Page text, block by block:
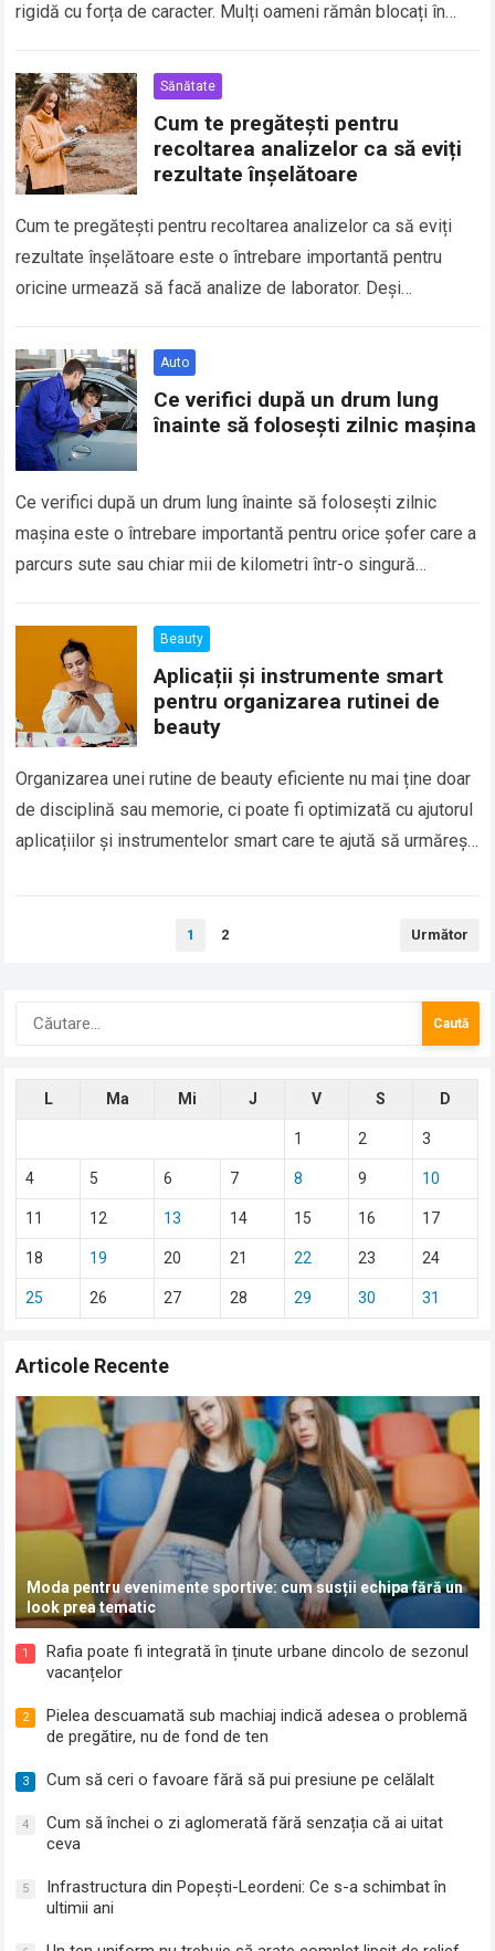
rigidă cu forța de caracter. Mulți oameni rămân blocați în
Sănătate
Cum te pregătești pentru
recoltarea analizelor ca să eviți
rezultate înșelătoare
Cum te pregătești pentru recoltarea analizelor ca să eviți
rezultate înșelătoare este o întrebare importantă pentru
oricine urmează să facă analize de laborator. Deși
Auto
Ce verifici după un drum lung
înainte să folosești zilnic mașina
Ce verifici după un drum lung înainte să folosești zilnic
mașina este o întrebare importantă pentru orice șofer care a
parcurs sute sau chiar mii de kilometri într-o singură
Beauty
Aplicații și instrumente smart
pentru organizarea rutinei de
beauty
Organizarea unei rutine de beauty eficiente nu mai ține doar
de disciplină sau memorie, ci poate fi optimizată cu ajutorul
aplicațiilor și instrumentelor smart care te ajută să urmărești
1 2 Următor
Caută
după:
L Ma Mi J V S D
1 2 3
4 5 6 7 8 9 10
11 12 13 14 15 16 17
18 19 20 21 22 23 24
25 26 27 28 29 30 31
Articole Recente
Moda pentru evenimente sportive: cum susții echipa fără un
look prea tematic
1
Rafia poate fi integrată în ținute urbane dincolo de sezonul
vacanțelor
2
Pielea descuamată sub machiaj indică adesea o problemă
de pregătire, nu de fond de ten
3 Cum să ceri o favoare fără să pui presiune pe celălalt
4
Cum să închei o zi aglomerată fără senzația că ai uitat
ceva
5
Infrastructura din Popești-Leordeni: Ce s-a schimbat în
ultimii ani